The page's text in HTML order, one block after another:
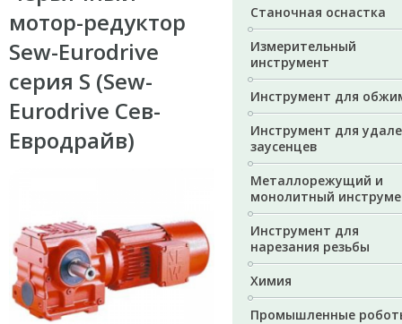
мотор-редуктор
Sew-Eurodrive
серия S (Sew-
Eurodrive Сев-
Евродрайв)
Станочная оснастка
Измерительный
инструмент
Инструмент для
Инструмент для
заусенцев
Металлорежущий и
монолитный
Инструмент для
нарезания резьбы
Химия
Промышленные